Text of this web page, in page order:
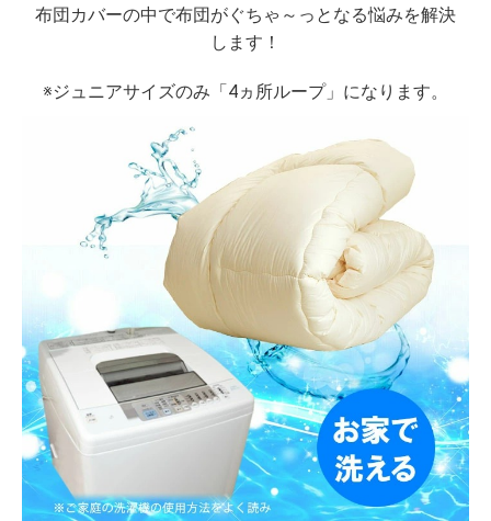
布団カバーの中で布団がぐちゃ～っとなる悩みを解決
します！
※ジュニアサイズのみ「4ヵ所ループ」になります。